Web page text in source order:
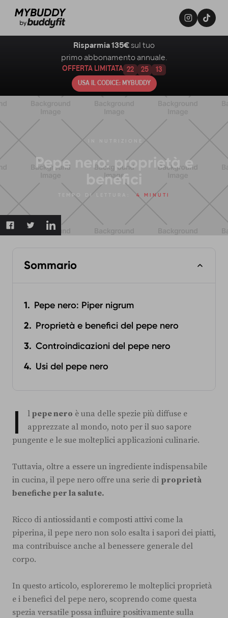
Pepe nero: proprietà e
benefici
TEMPO DI LETTURA: 4 MINUTI
Sommario
Pepe nero: Piper nigrum
Proprietà e benefici del pepe nero
Controindicazioni del pepe nero
Usi del pepe nero
I l pepe nero è una delle spezie più diffuse e
apprezzate al mondo, noto per il suo sapore
pungente e le sue molteplici applicazioni culinarie.
Tuttavia, oltre a essere un ingrediente indispensabile
in cucina, il pepe nero offre una serie di proprietà
benefiche per la salute.
Ricco di antiossidanti e composti attivi come la
piperina, il pepe nero non solo esalta i sapori dei piatti,
ma contribuisce anche al benessere generale del
corpo.
In questo articolo, esploreremo le molteplici proprietà
e i benefici del pepe nero, scoprendo come questa
spezia versatile possa influire positivamente sulla
Risparmia 135€ sul tuo
primo abbonamento annuale.
OFFERTA LIMITATA 22 25 12
USA IL CODICE: MYBUDDY